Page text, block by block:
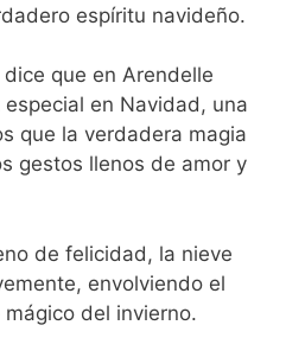
espíritu navideño.
que en Arendelle
en Navidad, una
que la verdadera magia
gestos llenos de amor y
de felicidad, la nieve
envolviendo el
del invierno.